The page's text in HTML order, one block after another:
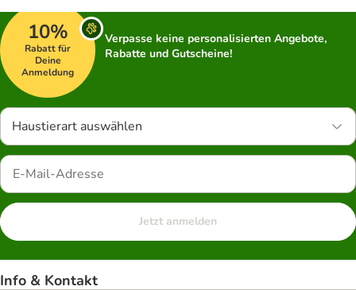
10%
Rabatt für
Deine
Anmeldung
Verpasse keine personalisierten Angebote,
Rabatte und Gutscheine!
Haustierart auswählen
Jetzt anmelden
Info & Kontakt